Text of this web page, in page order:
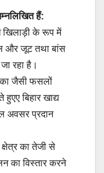
हैं:
खिलाड़ी के रूप में
और जूट तथा बांस
रहा है।
जैसी फसलों
बिहार खाद्य
अवसर प्रदान
क्षेत्र का तेजी से
का विस्तार करने